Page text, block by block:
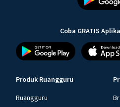
Coba GRATIS
Produk Ruangguru
Ruangguru